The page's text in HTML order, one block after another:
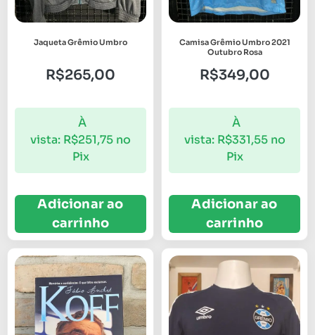
Jaqueta Grêmio Umbro
R$265,00
À
vista: R$251,75 no
Pix
Adicionar ao
carrinho
Camisa Grêmio Umbro 2021
Outubro Rosa
R$349,00
À
vista: R$331,55 no
Pix
Adicionar ao
carrinho